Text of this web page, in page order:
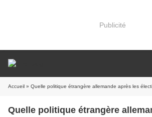
Publicité
Accueil » Quelle politique étrangère allemande après les élections ? | Propositions des principaux
Quelle politique étrangère